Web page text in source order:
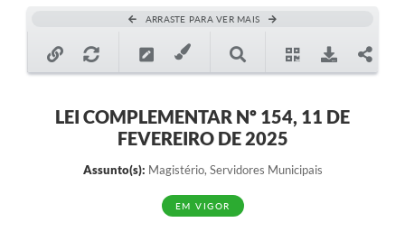
Secretarias
A Prefeitura
ARRASTE PARA VER MAIS
LEI COMPLEMENTAR Nº 154, 11 DE
FEVEREIRO DE 2025
Assunto(s): Magistério, Servidores Municipais
EM VIGOR